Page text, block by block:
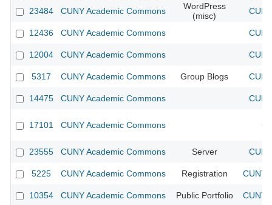
23484
CUNY Academic Commons
WordPress
(misc)
12436 CUNY Academic Commons
12004 CUNY Academic Commons
5317 CUNY Academic Commons Group Blogs
14475 CUNY Academic Commons
17101 CUNY Academic Commons
23555 CUNY Academic Commons Server
5225 CUNY Academic Commons Registration CUNY
10354 CUNY Academic Commons Public Portfolio CUNY